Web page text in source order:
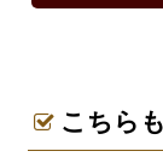
こちら